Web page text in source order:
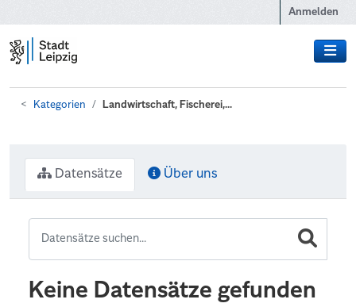
Anmelden
Kategorien Landwirtschaft, Fischerei,...
Datensätze Über uns
Keine Datensätze gefunden